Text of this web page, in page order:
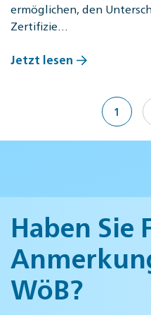
ermöglichen, den
Zertifizie…
Jetzt lesen
1
Haben Sie
WöB?